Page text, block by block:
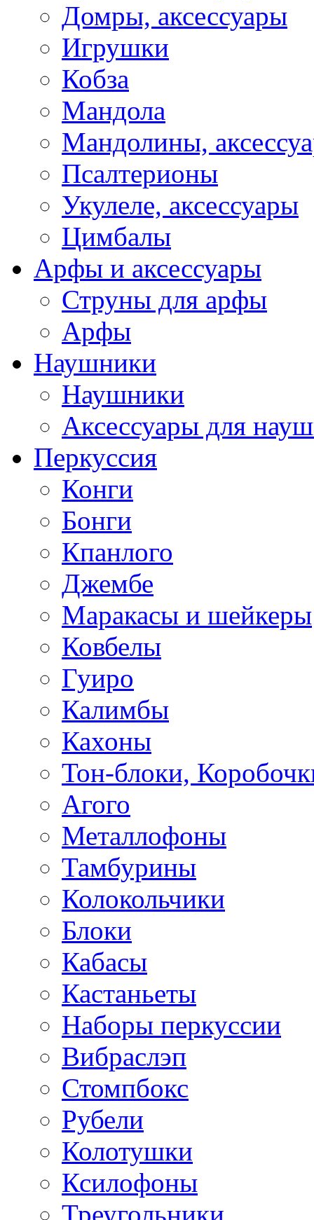
Домры, аксессуары
Игрушки
Кобза
Мандола
Мандолины,
Псалтерионы
Укулеле, аксессуары
Цимбалы
Арфы и аксессуары
Струны для арфы
Арфы
Наушники
Наушники
Аксессуары для
Перкуссия
Конги
Бонги
Кпанлого
Джембе
Маракасы и шейкеры
Ковбелы
Гуиро
Калимбы
Кахоны
Тон-блоки,
Агого
Металлофоны
Тамбурины
Колокольчики
Блоки
Кабасы
Кастаньеты
Наборы перкуссии
Вибраслэп
Стомпбокс
Рубели
Колотушки
Ксилофоны